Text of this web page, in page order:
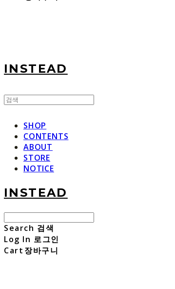
INSTEAD
SHOP
CONTENTS
ABOUT
STORE
NOTICE
INSTEAD
Search 검색
Log In 로그인
Cart 장바구니